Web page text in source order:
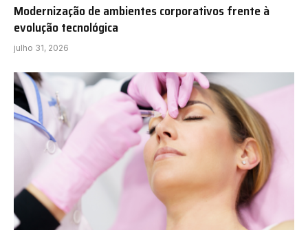
Modernização de ambientes corporativos frente à
evolução tecnológica
julho 31, 2026